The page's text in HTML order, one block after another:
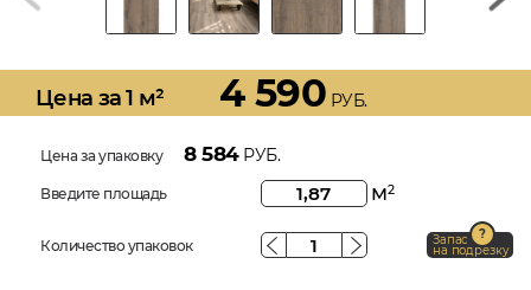
Цена за 1 м² 4 590 РУБ.
Цена за упаковку 8 584РУБ.
Введите площадь м2
Количество упаковок Запас
на подрезку